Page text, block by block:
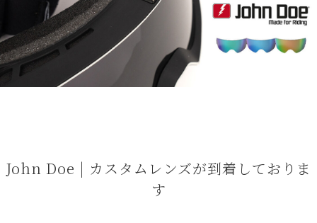
John Doe | カスタムレンズが到着しておりま
す